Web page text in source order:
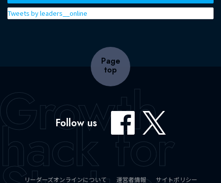
Tweets by leaders__online
Page
top
Follow us
リーダーズオンラインについて 運営者情報 サイトポリシー